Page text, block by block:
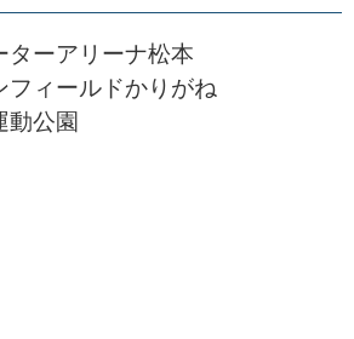
ターアリーナ松本
フィールドかりがね
動公園